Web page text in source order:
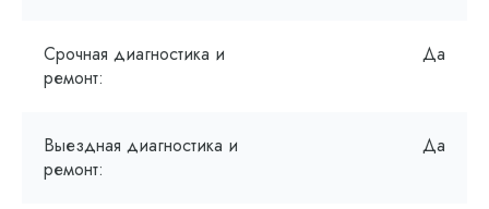
Срочная диагностика и
ремонт:
Да
Выездная диагностика и
ремонт:
Да